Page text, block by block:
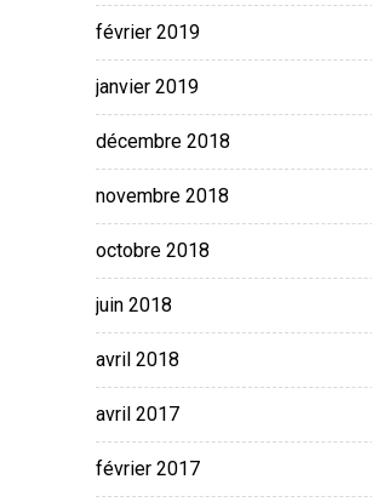
février 2019
janvier 2019
décembre 2018
novembre 2018
octobre 2018
juin 2018
avril 2018
avril 2017
février 2017